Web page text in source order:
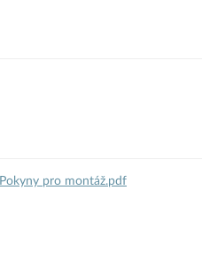
Pokyny pro montáž.pdf